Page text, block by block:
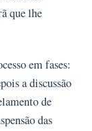
que lhe
em fases:
a discussão
de
das